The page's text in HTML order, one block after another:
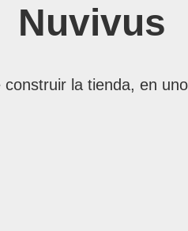
Nuvivus
construir la tienda, en